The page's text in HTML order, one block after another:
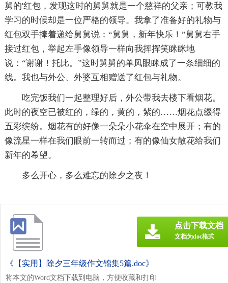
舅的'红包，发现这时的舅舅就是一个慈祥的父亲；可教我
学习的时候却是一位严格的领导。我拿了准备好的礼物与
红包双手捧着递给舅舅说：“舅舅，新年快乐！”舅舅右手
接过红包，举起左手像领导一样向我挥挥笑眯眯地
说：“谢谢！托比。”这时舅舅的单凤眼眯成了一条细细的
线。我也与外公、外婆互相赠送了红包与礼物。
吃完饭我们一起整理好后，外公带我去楼下看烟花。
此时的夜空已被红的，绿的，黄的，紫的……烟花点缀得
五彩缤纷。烟花有的好像一朵朵小花伞在空中展开；有的
像流星一样在我们眼前一转而过；有的像仙女散花给我们
新年的希望。
多么开心，多么难忘的除夕之夜！
《【实用】除夕三年级作文锦集5篇.doc》
将本文的Word文档下载到电脑，方便收藏和打印
点击下载文档
文档为doc格式